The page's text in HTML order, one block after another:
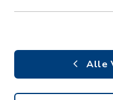
Alle